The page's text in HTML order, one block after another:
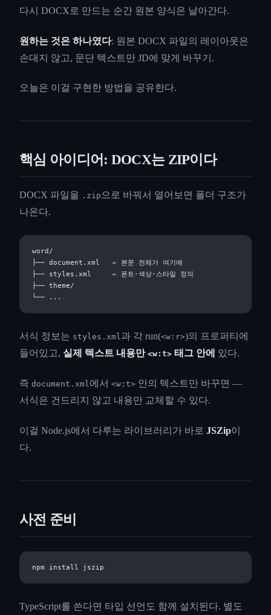
다시 DOCX로 만드는 순간 원본 양식은 날아간다.
원하는 것은 하나였다: 원본 DOCX 파일의 레이아웃은
손대지 않고, 문단 텍스트만 JD에 맞게 바꾸기.
오늘은 이걸 구현한 방법을 공유한다.
핵심 아이디어: DOCX는 ZIP이다
DOCX 파일을 .zip 으로 바꿔서 열어보면 폴더 구조가
나온다.
word/
├── document.xml   ← 본문 전체가 여기에
├── styles.xml     ← 폰트·색상·스타일 정의
├── theme/
서식 정보는 styles.xml과 각 run(<w:r>)의 프로퍼티에
들어있고, 실제 텍스트 내용만 <w:t> 태그 안에 있다.
즉 document.xml 에서 <w:t> 안의 텍스트만 바꾸면 —
서식은 건드리지 않고 내용만 교체할 수 있다.
이걸 Node.js에서 다루는 라이브러리가 바로 JSZip이
다.
사전 준비
TypeScript를 쓴다면 타입 선언도 함께 설치된다. 별도